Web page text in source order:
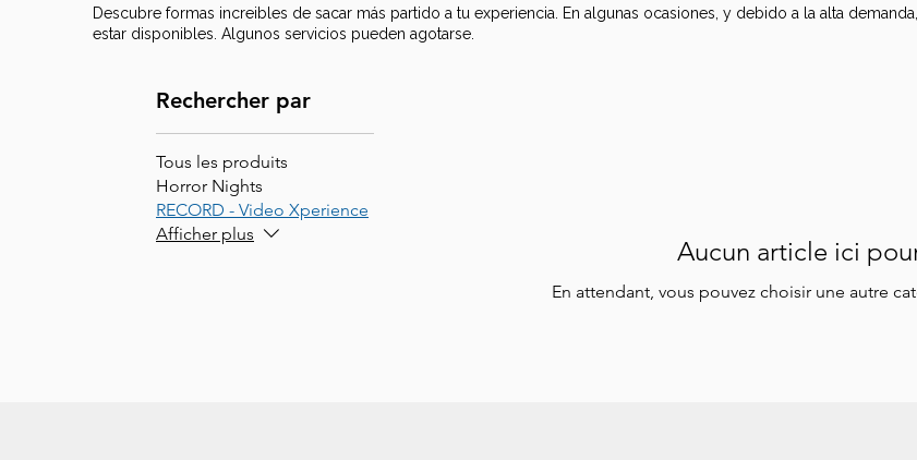
Descubre formas increibles de sacar más partido a tu experiencia. En algunas ocasiones, y debido a la alta
estar disponibles. Algunos servicios pueden agotarse.
Rechercher par
Tous les produits
Horror Nights
RECORD - Video Xperience
Afficher plus
Aucun article ici
En attendant, vous pouvez choisir une autre